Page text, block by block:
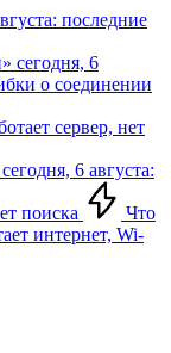
последние
сегодня, 6
о соединении
сервер, нет
6 августа:
поиска
Что
интернет, Wi-